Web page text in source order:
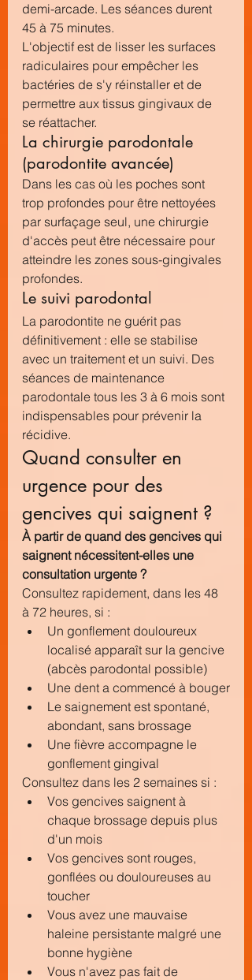
demi-arcade. Les séances durent
45 à 75 minutes.
L'objectif est de lisser les surfaces
radiculaires pour empêcher les
bactéries de s'y réinstaller et de
permettre aux tissus gingivaux de
se réattacher.
La chirurgie parodontale
(parodontite avancée)
Dans les cas où les poches sont
trop profondes pour être nettoyées
par surfaçage seul, une chirurgie
d'accès peut être nécessaire pour
atteindre les zones sous-gingivales
profondes.
Le suivi parodontal
La parodontite ne guérit pas
définitivement : elle se stabilise
avec un traitement et un suivi. Des
séances de maintenance
parodontale tous les 3 à 6 mois sont
indispensables pour prévenir la
récidive.
Quand consulter en
urgence pour des
gencives qui saignent ?
À partir de quand des gencives qui
saignent nécessitent-elles une
consultation urgente ?
Consultez rapidement, dans les 48
à 72 heures, si :
Un gonflement douloureux
localisé apparaît sur la gencive
(abcès parodontal possible)
Une dent a commencé à bouger
Le saignement est spontané,
abondant, sans brossage
Une fièvre accompagne le
gonflement gingival
Consultez dans les 2 semaines si :
Vos gencives saignent à
chaque brossage depuis plus
d'un mois
Vos gencives sont rouges,
gonflées ou douloureuses au
toucher
Vous avez une mauvaise
haleine persistante malgré une
bonne hygiène
Vous n'avez pas fait de